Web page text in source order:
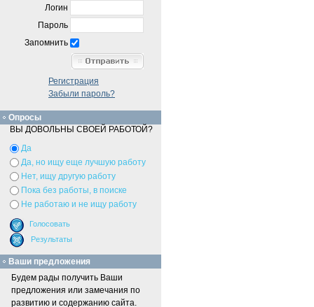
Логин
Пароль
Запомнить
Регистрация
Забыли пароль?
Опросы
ВЫ ДОВОЛЬНЫ СВОЕЙ РАБОТОЙ?
Да
Да, но ищу еще лучшую работу
Нет, ищу другую работу
Пока без работы, в поиске
Не работаю и не ищу работу
Ваши предложения
Будем рады получить Ваши
предложения или замечания по
развитию и содержанию сайта.